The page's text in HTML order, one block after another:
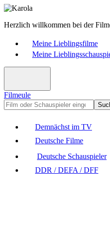
Herzlich willkommen bei der
Meine Lieblingsfilme
Meine
Filmeule
Demnächst im TV
Deutsche Filme
Deutsche Schauspieler
DDR / DEFA / DFF